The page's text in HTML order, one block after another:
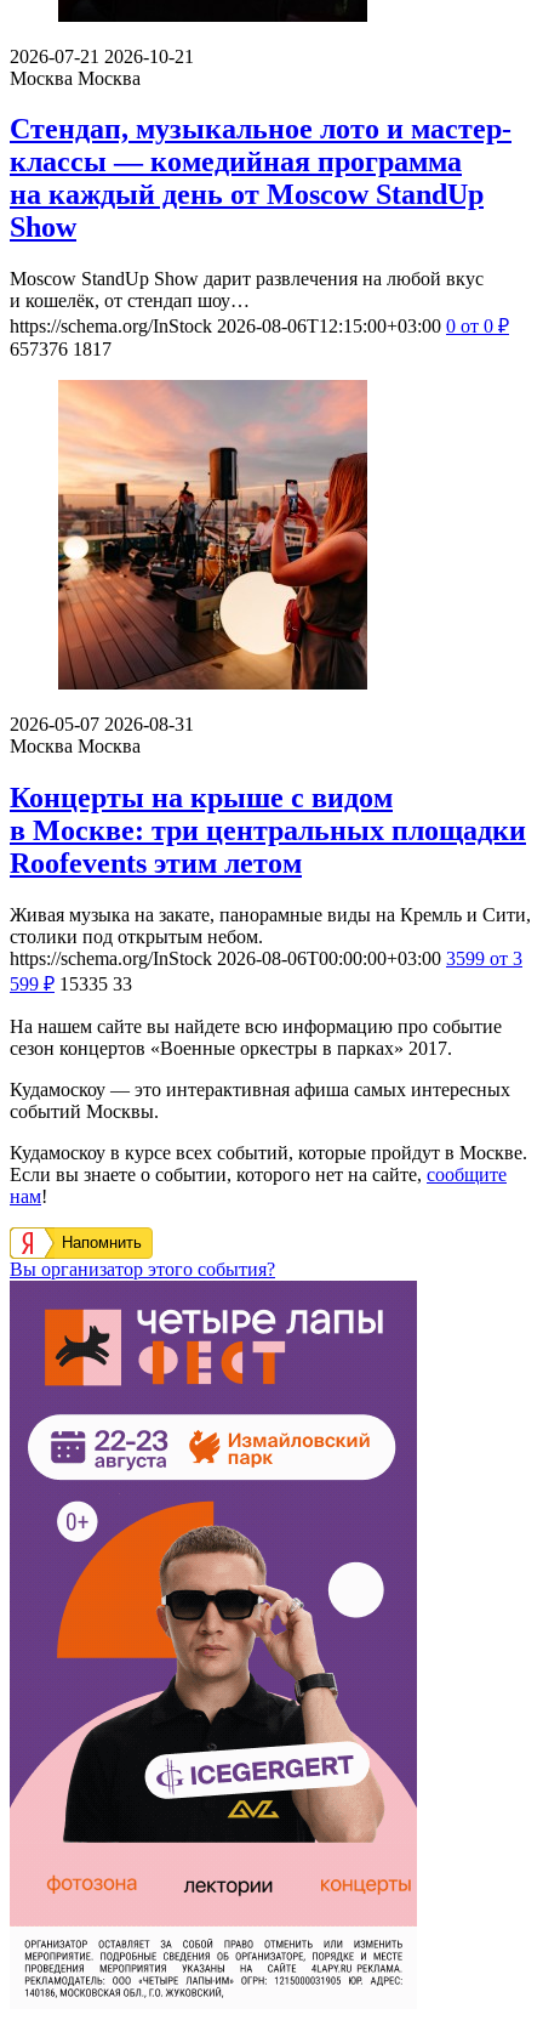
2026-07-21 2026-10-21
Москва Москва
Стендап, музыкальное лото и мастер-
классы — комедийная программа
на каждый день от Moscow StandUp
Show
Moscow StandUp Show дарит развлечения на любой вкус
и кошелёк, от стендап шоу…
https://schema.org/InStock 2026-08-06T12:15:00+03:00 0 от 0 ₽
657376 1817
2026-05-07 2026-08-31
Москва Москва
Концерты на крыше с видом
в Москве: три центральных площадки
Roofevents этим летом
Живая музыка на закате, панорамные виды на Кремль и Сити,
столики под открытым небом.
https://schema.org/InStock 2026-08-06T00:00:00+03:00 3599 от 3
599 ₽ 15335 33
На нашем сайте вы найдете всю информацию про событие
сезон концертов «Военные оркестры в парках» 2017.
Кудамоскоу — это интерактивная афиша самых интересных
событий Москвы.
Кудамоскоу в курсе всех событий, которые пройдут в Москве.
Если вы знаете о событии, которого нет на сайте, сообщите
нам!
Напомнить
Вы организатор этого события?